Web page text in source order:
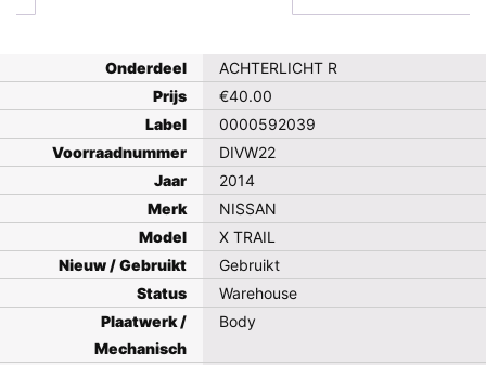
Onderdeel
ACHTERLICHT R
Prijs
€40.00
Label
0000592039
Voorraadnummer
DIVW22
Jaar
2014
Merk
NISSAN
Model
X TRAIL
Nieuw / Gebruikt
Gebruikt
Status
Warehouse
Plaatwerk /
Mechanisch
Body